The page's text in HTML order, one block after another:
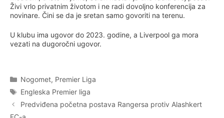
Živi vrlo privatnim životom i ne radi dovoljno konferencija za
novinare. Čini se da je sretan samo govoriti na terenu.
U klubu ima ugovor do 2023. godine, a Liverpool ga mora
vezati na dugoročni ugovor.
Categories
Nogomet, Premier Liga
Tags
Engleska Premier liga
Predviđena početna postava Rangersa protiv Alashkert